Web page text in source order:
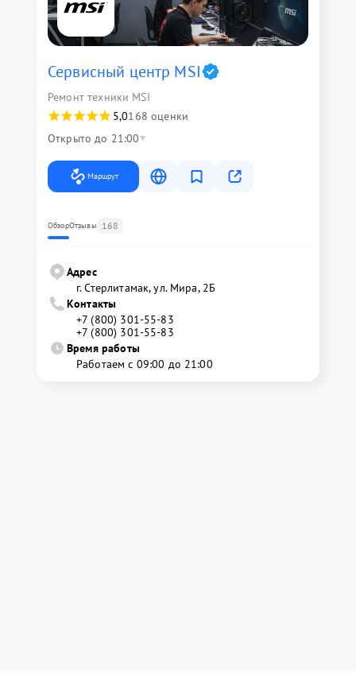
Сервисный центр MSI
Ремонт техники MSI
5,0168 оценки
Открыто до 21:00
Маршрут
ОбзорОтзывы 168
Адрес
г. Стерлитамак, ул. Мира, 2Б
Контакты
+7 (800) 301-55-83
+7 (800) 301-55-83
Время работы
Работаем с 09:00 до 21:00